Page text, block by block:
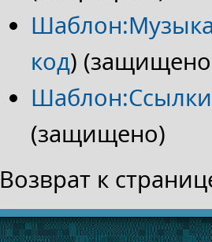
код)
Шаблон:Ссылки
(защищено)
Возврат к